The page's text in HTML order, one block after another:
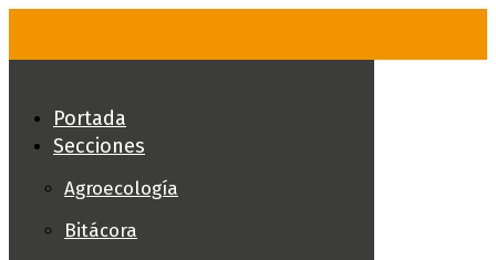
Portada
Secciones
Agroecología
Bitácora